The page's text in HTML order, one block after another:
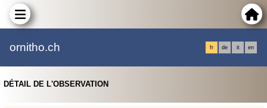
ornitho.ch fr de it en
DÉTAIL DE L'OBSERVATION